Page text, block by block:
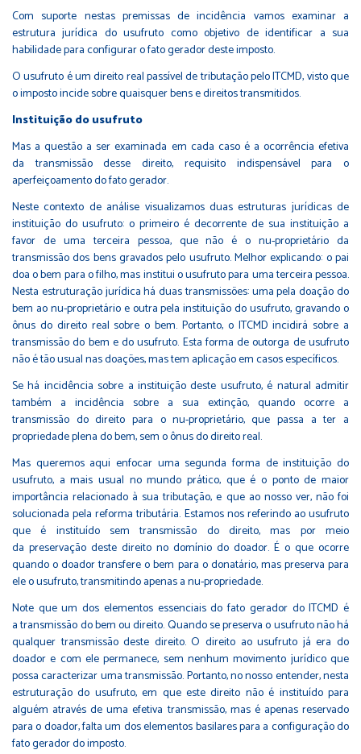
Com suporte nestas premissas de incidência vamos examinar a
estrutura jurídica do usufruto como objetivo de identificar a sua
habilidade para configurar o fato gerador deste imposto.
O usufruto é um direito real passível de tributação pelo ITCMD, visto que
o imposto incide sobre quaisquer bens e direitos transmitidos.
Instituição do usufruto
Mas a questão a ser examinada em cada caso é a ocorrência efetiva
da transmissão desse direito, requisito indispensável para o
aperfeiçoamento do fato gerador.
Neste contexto de análise visualizamos duas estruturas jurídicas de
instituição do usufruto: o primeiro é decorrente de sua instituição a
favor de uma terceira pessoa, que não é o nu-proprietário da
transmissão dos bens gravados pelo usufruto. Melhor explicando: o pai
doa o bem para o filho, mas institui o usufruto para uma terceira pessoa.
Nesta estruturação jurídica há duas transmissões: uma pela doação do
bem ao nu-proprietário e outra pela instituição do usufruto, gravando o
ônus do direito real sobre o bem. Portanto, o ITCMD incidirá sobre a
transmissão do bem e do usufruto. Esta forma de outorga de usufruto
não é tão usual nas doações, mas tem aplicação em casos específicos.
Se há incidência sobre a instituição deste usufruto, é natural admitir
também a incidência sobre a sua extinção, quando ocorre a
transmissão do direito para o nu-proprietário, que passa a ter a
propriedade plena do bem, sem o ônus do direito real.
Mas queremos aqui enfocar uma segunda forma de instituição do
usufruto, a mais usual no mundo prático, que é o ponto de maior
importância relacionado à sua tributação, e que ao nosso ver, não foi
solucionada pela reforma tributária. Estamos nos referindo ao usufruto
que é instituído sem transmissão do direito, mas por meio
da preservação deste direito no domínio do doador. É o que ocorre
quando o doador transfere o bem para o donatário, mas preserva para
ele o usufruto, transmitindo apenas a nu-propriedade.
Note que um dos elementos essenciais do fato gerador do ITCMD é
a transmissão do bem ou direito. Quando se preserva o usufruto não há
qualquer transmissão deste direito. O direito ao usufruto já era do
doador e com ele permanece, sem nenhum movimento jurídico que
possa caracterizar uma transmissão. Portanto, no nosso entender, nesta
estruturação do usufruto, em que este direito não é instituído para
alguém através de uma efetiva transmissão, mas é apenas reservado
para o doador, falta um dos elementos basilares para a configuração do
fato gerador do imposto.